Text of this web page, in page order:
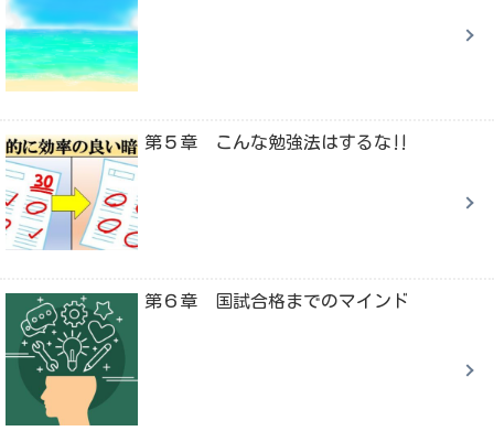
第５章 こんな勉強法はするな‼
第６章 国試合格までのマインド